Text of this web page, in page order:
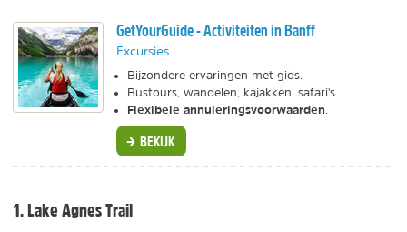
GetYourGuide - Activiteiten in Banff
Excursies
Bijzondere ervaringen met gids.
Bustours, wandelen, kajakken, safari's.
Flexibele annuleringsvoorwaarden
BEKIJK
1. Lake Agnes Trail